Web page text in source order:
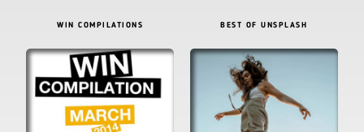
WIN COMPILATIONS BEST OF UNSPLASH